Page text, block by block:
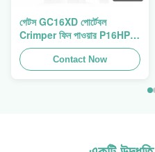
গেটস GC16XD পোর্টেবল
Crimper ফিন পাওয়ার P16HP
ম্যানুয়াল হাইড্রোলিক তারের
Crimper বিক্রয়Contact Now